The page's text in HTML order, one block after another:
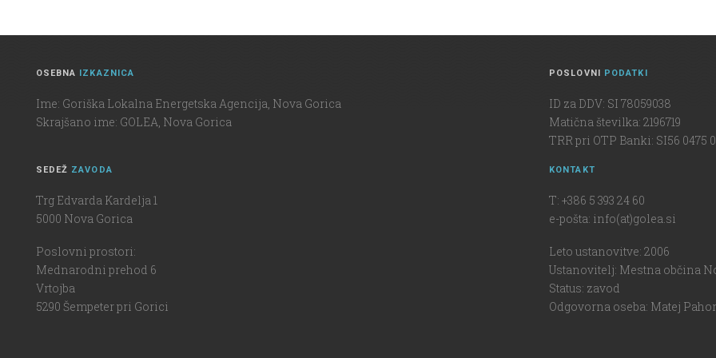
OSEBNA IZKAZNICA
Ime: Goriška Lokalna Energetska Agencija, Nova Gorica
Skrajšano ime: GOLEA, Nova Gorica
POSLOVNI PODATKI
ID za DDV: SI 78059038
Matična številka: 2196719
TRR pri OTP Banki: SI56 0475
SEDEŽ ZAVODA
Trg Edvarda Kardelja 1
5000 Nova Gorica
Poslovni prostori:
Mednarodni prehod 6
Vrtojba
5290 Šempeter pri Gorici
KONTAKT
T: +386 5 393 24 60
e-pošta: info(at)golea.si
Leto ustanovitve: 2006
Ustanovitelj: Mestna občina
Status: zavod
Odgovorna oseba: Matej